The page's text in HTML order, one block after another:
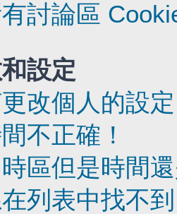
有討論區
設定
改個人的設
不正確！
區但是時間
列表中找不